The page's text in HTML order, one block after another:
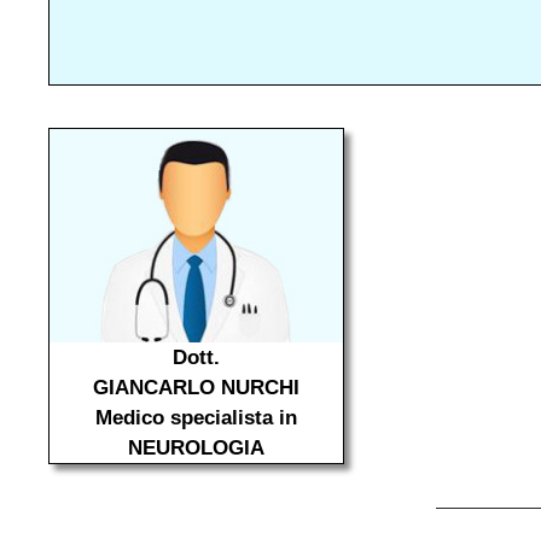
Dott.
GIANCARLO NURCHI
Medico specialista in
NEUROLOGIA